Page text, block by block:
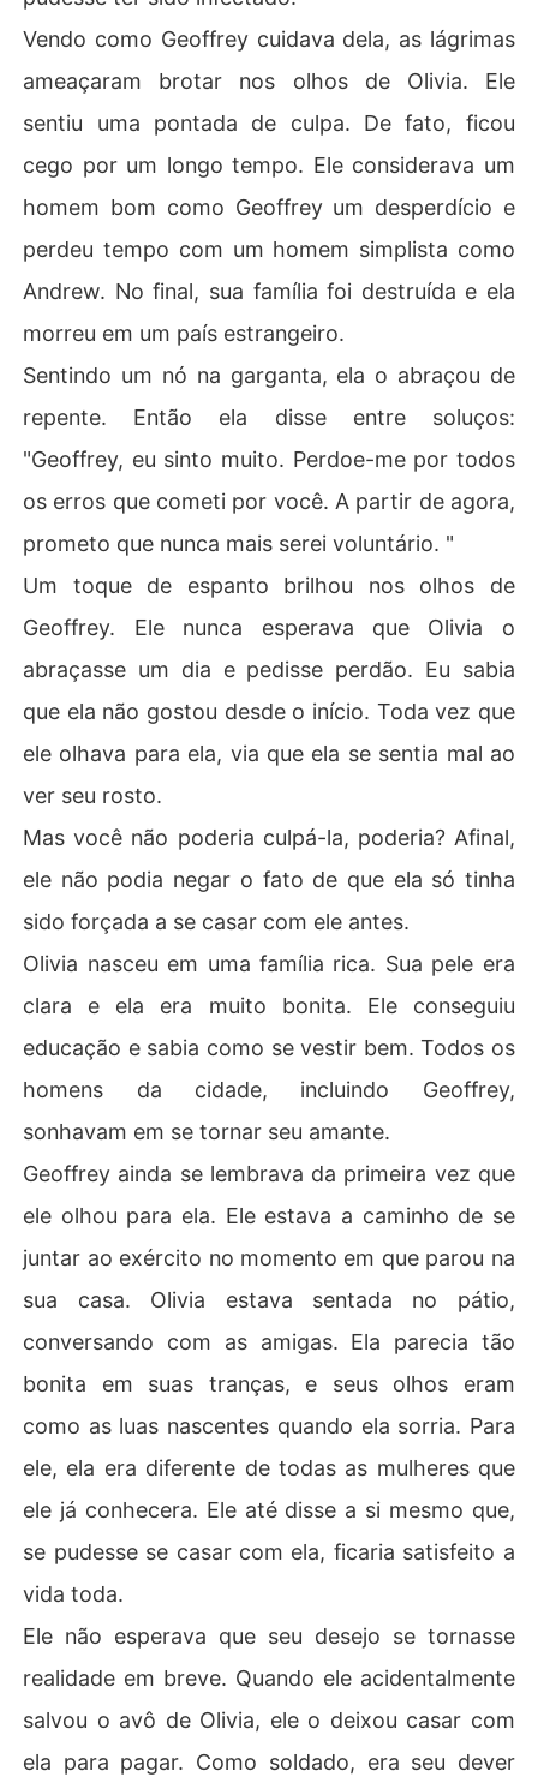
Vendo como Geoffrey cuidava dela, as lágrimas
ameaçaram brotar nos olhos de Olivia. Ele
sentiu uma pontada de culpa. De fato, ficou
cego por um longo tempo. Ele considerava um
homem bom como Geoffrey um desperdício e
perdeu tempo com um homem simplista como
Andrew. No final, sua família foi destruída e ela
morreu em um país estrangeiro.
Sentindo um nó na garganta, ela o abraçou de
repente. Então ela disse entre soluços:
"Geoffrey, eu sinto muito. Perdoe-me por todos
os erros que cometi por você. A partir de agora,
prometo que nunca mais serei voluntário. "
Um toque de espanto brilhou nos olhos de
Geoffrey. Ele nunca esperava que Olivia o
abraçasse um dia e pedisse perdão. Eu sabia
que ela não gostou desde o início. Toda vez que
ele olhava para ela, via que ela se sentia mal ao
ver seu rosto.
Mas você não poderia culpá-la, poderia? Afinal,
ele não podia negar o fato de que ela só tinha
sido forçada a se casar com ele antes.
Olivia nasceu em uma família rica. Sua pele era
clara e ela era muito bonita. Ele conseguiu
educação e sabia como se vestir bem. Todos os
homens da cidade, incluindo Geoffrey,
sonhavam em se tornar seu amante.
Geoffrey ainda se lembrava da primeira vez que
ele olhou para ela. Ele estava a caminho de se
juntar ao exército no momento em que parou na
sua casa. Olivia estava sentada no pátio,
conversando com as amigas. Ela parecia tão
bonita em suas tranças, e seus olhos eram
como as luas nascentes quando ela sorria. Para
ele, ela era diferente de todas as mulheres que
ele já conhecera. Ele até disse a si mesmo que,
se pudesse se casar com ela, ficaria satisfeito a
vida toda.
Ele não esperava que seu desejo se tornasse
realidade em breve. Quando ele acidentalmente
salvou o avô de Olivia, ele o deixou casar com
ela para pagar. Como soldado, era seu dever